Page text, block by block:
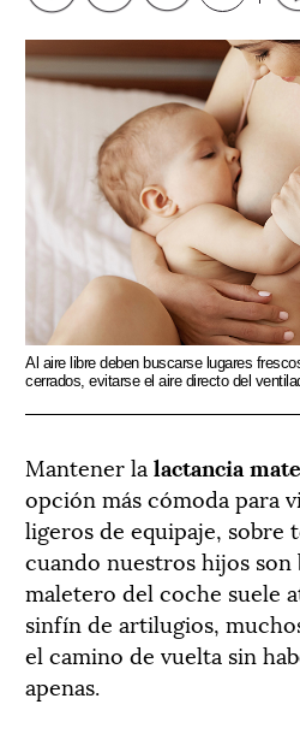
Al aire libre deben buscarse lugares
cerrados, evitarse el aire directo del
Mantener la lactancia
opción más cómoda para
ligeros de equipaje, sobre
cuando nuestros hijos son
maletero del coche suele
sinfín de artilugios,
el camino de vuelta sin
apenas.